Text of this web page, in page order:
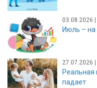
03.08.2026
Июль – на
27.07.2026
Реальная
падает